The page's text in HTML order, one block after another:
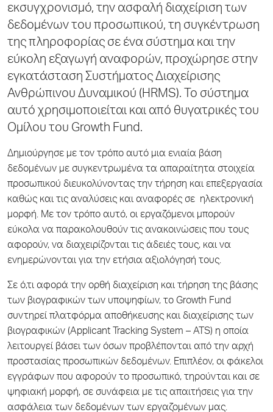
εκσυγχρονισμό, την ασφαλή διαχείριση των
δεδομένων του προσωπικού, τη συγκέντρωση
της πληροφορίας σε ένα σύστημα και την
εύκολη εξαγωγή αναφορών, προχώρησε στην
εγκατάσταση Συστήματος Διαχείρισης
Ανθρώπινου Δυναμικού (HRMS). Το σύστημα
αυτό χρησιμοποιείται και από θυγατρικές του
Ομίλου του Growth Fund.
Δημιούργησε με τον τρόπο αυτό μια ενιαία βάση
δεδομένων με συγκεντρωμένα τα απαραίτητα στοιχεία
προσωπικού διευκολύνοντας την τήρηση και επεξεργασία
καθώς και τις αναλύσεις και αναφορές σε ηλεκτρονική
μορφή. Με τον τρόπο αυτό, οι εργαζόμενοι μπορούν
εύκολα να παρακολουθούν τις ανακοινώσεις που τους
αφορούν, να διαχειρίζονται τις άδειές τους, και να
ενημερώνονται για την ετήσια αξιολόγησή τους.
Σε ό,τι αφορά την ορθή διαχείριση και τήρηση της βάσης
των βιογραφικών των υποψηφίων, το Growth Fund
συντηρεί πλατφόρμα αποθήκευσης και διαχείρισης των
βιογραφικών (Applicant Tracking System – ATS) η οποία
λειτουργεί βάσει των όσων προβλέπονται από την αρχή
προστασίας προσωπικών δεδομένων. Επιπλέον, οι φάκελοι
εγγράφων που αφορούν το προσωπικό, τηρούνται και σε
ψηφιακή μορφή, σε συνάφεια με τις απαιτήσεις για την
ασφάλεια των δεδομένων των εργαζομένων μας.